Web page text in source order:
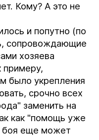
Кому? А это не
и попутно (по
сопровождающие
хозяева
примеру,
было укрепления
срочно всех
заменить на
как "помощь уже
боя еще может